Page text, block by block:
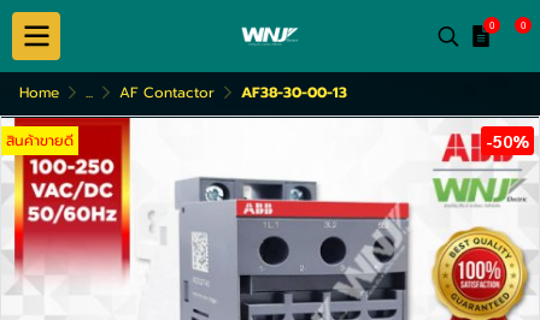
0 0
Home ... AF Contactor AF38-30-00-13
สินค้าขายดี -50%